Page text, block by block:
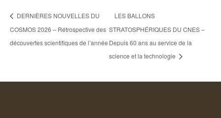
DERNIÈRES NOUVELLES DU
COSMOS 2026 – Rétrospective des
découvertes scientifiques de l’année
LES BALLONS
STRATOSPHÉRIQUES DU CNES –
Depuis 60 ans au service de la
science et la technologie